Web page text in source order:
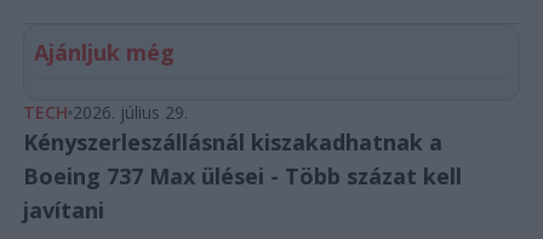
Ajánljuk még
TECH 2026. július 29.
Kényszerleszállásnál kiszakadhatnak a
Boeing 737 Max ülései - Több százat kell
javítani